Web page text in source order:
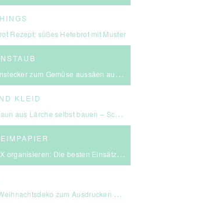
Rezept: süßes Hefebrot mit Muster
zum Gemüse aussäen aus FIMO
KLEID
selbst bauen – Schritt-für-Schritt-Anleitung & Kosten
Die besten Einsätze für mehr Ordnung
zum Ausdrucken – eine kleine Girlande für euer Zuhause ☆